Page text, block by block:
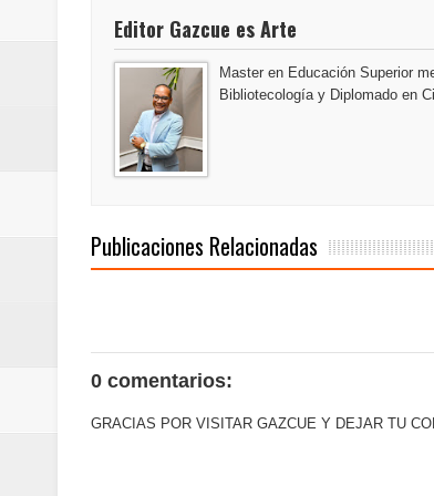
Editor Gazcue es Arte
Master en Educación Superior
Bibliotecología y Diplomado en
Publicaciones Relacionadas
0 comentarios:
GRACIAS POR VISITAR GAZCUE Y DEJAR TU